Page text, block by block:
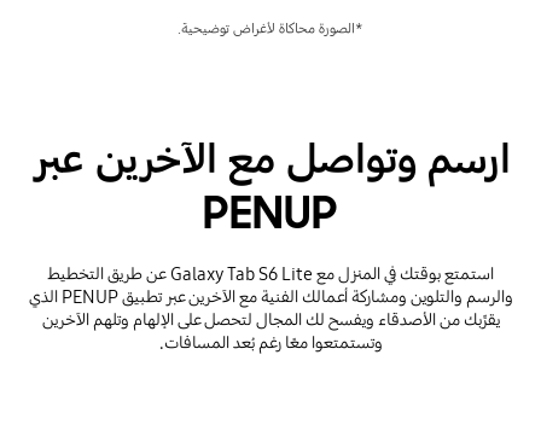
*الصورة محاكاة لأغراض توضيحية.
ارسم وتواصل مع الآخرين عبر
PENUP
استمتع بوقتك في المنزل مع Galaxy Tab S6 Lite عن طريق التخطيط
والرسم والتلوين ومشاركة أعمالك الفنية مع الآخرين عبر تطبيق PENUP الذي
يقرِّبك من الأصدقاء ويفسح لك المجال لتحصل على الإلهام وتلهم الآخرين
وتستمتعوا معًا رغم بُعد المسافات.